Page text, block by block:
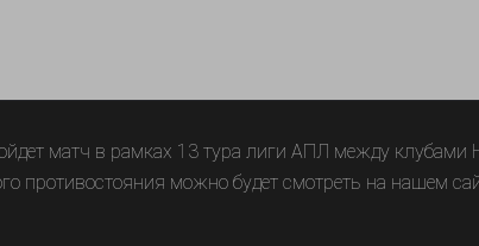
матч в рамках 13 тура лиги АПЛ между клубами
противостояния можно будет смотреть на нашем